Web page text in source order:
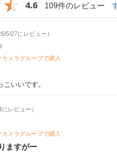
4.6 109件のレビュー
5/27にレビュー）
カメラグループで購入
いいです。
にレビュー）
カメラグループで購入
ますがー